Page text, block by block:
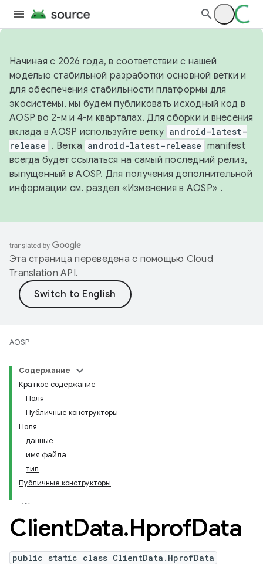
Начиная с 2026 года, в соответствии с нашей
моделью стабильной разработки основной ветки и
для обеспечения стабильности платформы для
экосистемы, мы будем публиковать исходный код в
AOSP во 2-м и 4-м кварталах. Для сборки и внесения
вклада в AOSP используйте ветку android-latest-
release . Ветка android-latest-release manifest
всегда будет ссылаться на самый последний релиз,
выпущенный в AOSP. Для получения дополнительной
информации см. раздел «Изменения в AOSP» .
Эта страница переведена с помощью Cloud
Translation API.
AOSP
Содержание
Краткое содержание
Поля
Публичные конструкторы
Поля
данные
имя файла
тип
Публичные конструкторы
ClientData.HprofData
public static class ClientData.HprofData